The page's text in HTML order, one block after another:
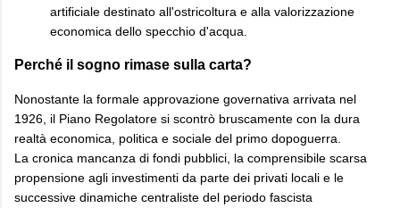
artificiale destinato all'ostricoltura e alla valorizzazione
economica dello specchio d'acqua.
Perché il sogno rimase sulla carta?
Nonostante la formale approvazione governativa arrivata nel
1926, il Piano Regolatore si scontrò bruscamente con la dura
realtà economica, politica e sociale del primo dopoguerra.
La cronica mancanza di fondi pubblici, la comprensibile scarsa
propensione agli investimenti da parte dei privati locali e le
successive dinamiche centraliste del periodo fascista